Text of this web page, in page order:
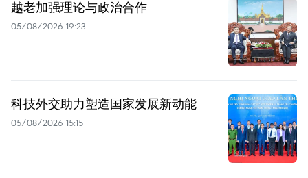
越老加强理论与政治合作
05/08/2026 19:23
科技外交助力塑造国家发展新动能
05/08/2026 15:15